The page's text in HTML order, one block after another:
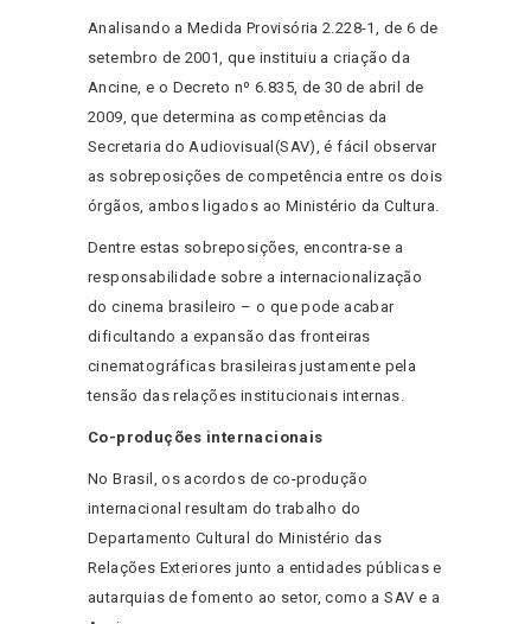
Analisando a Medida Provisória 2.228-1, de 6 de
setembro de 2001, que instituiu a criação da
Ancine, e o Decreto nº 6.835, de 30 de abril de
2009, que determina as competências da
Secretaria do Audiovisual(SAV), é fácil observar
as sobreposições de competência entre os dois
órgãos, ambos ligados ao Ministério da Cultura.
Dentre estas sobreposições, encontra-se a
responsabilidade sobre a internacionalização
do cinema brasileiro – o que pode acabar
dificultando a expansão das fronteiras
cinematográficas brasileiras justamente pela
tensão das relações institucionais internas.
Co-produções internacionais
No Brasil, os acordos de co-produção
internacional resultam do trabalho do
Departamento Cultural do Ministério das
Relações Exteriores junto a entidades públicas e
autarquias de fomento ao setor, como a SAV e a